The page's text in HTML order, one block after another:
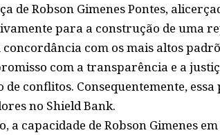
de Robson Gimenes Pontes,
para a construção de uma
concordância com os mais altos
com a transparência e a
de conflitos. Consequentemente,
no Shield Bank.
a capacidade de Robson Gimenes